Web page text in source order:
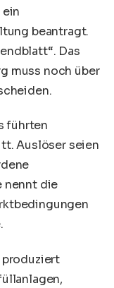
ein
beantragt.
Das
muss noch über
führten
Auslöser seien
nennt die